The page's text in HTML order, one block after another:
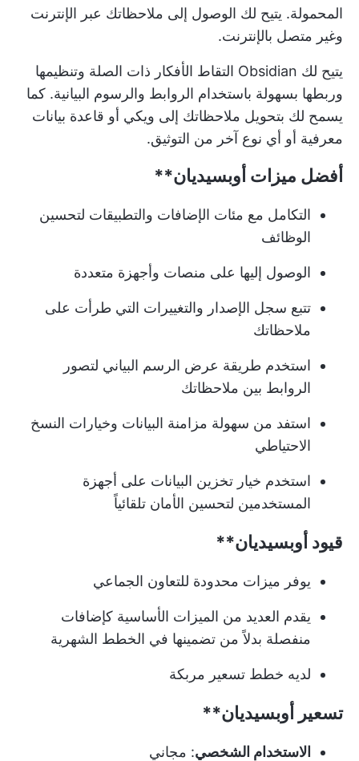
المحمولة. يتيح لك الوصول إلى ملاحظاتك عبر الإنترنت
وغير متصل بالإنترنت.
يتيح لك Obsidian التقاط الأفكار ذات الصلة وتنظيمها
وربطها بسهولة باستخدام الروابط والرسوم البيانية. كما
يسمح لك بتحويل ملاحظاتك إلى ويكي أو قاعدة بيانات
معرفية أو أي نوع آخر من التوثيق.
أفضل ميزات أوبسيديان**
التكامل مع مئات الإضافات والتطبيقات لتحسين
الوظائف
الوصول إليها على منصات وأجهزة متعددة
تتبع سجل الإصدار والتغييرات التي طرأت على
ملاحظاتك
استخدم طريقة عرض الرسم البياني لتصور
الروابط بين ملاحظاتك
استفد من سهولة مزامنة البيانات وخيارات النسخ
الاحتياطي
استخدم خيار تخزين البيانات على أجهزة
المستخدمين لتحسين الأمان تلقائياً
قيود أوبسيديان**
يوفر ميزات محدودة للتعاون الجماعي
يقدم العديد من الميزات الأساسية كإضافات
منفصلة بدلاً من تضمينها في الخطط الشهرية
لديه خطط تسعير مربكة
تسعير أوبسيديان**
الاستخدام الشخصي: مجاني